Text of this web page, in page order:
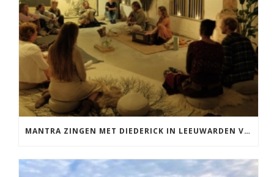
MANTRA ZINGEN MET DIEDERICK IN LEEUWARDEN VRIJDAG 12 JUNI KIRTAN